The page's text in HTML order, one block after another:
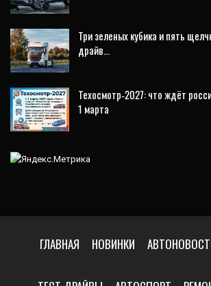
Три зеленых кубика и пять
драйв…
Техосмотр‑2027: что ждёт
1 марта
ГЛАВНАЯ НОВИНКИ